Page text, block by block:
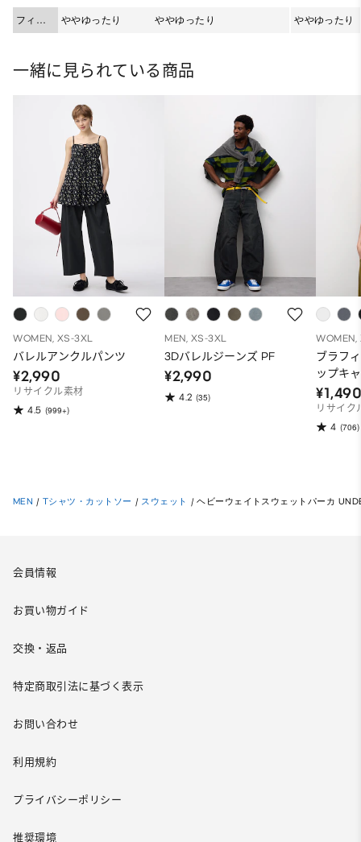
フィッ
ト
ややゆったり ややゆったり ややゆったり
一緒に見られている商品
WOMEN, XS-3XL
バレルアンクルパンツ
¥2,990
リサイクル素材
4.5 (999+)
MEN, XS-3XL
3Dバレルジーンズ PF
¥2,990
4.2 (35)
WOMEN,
ブラフ
ップキ
リサイク
4 (706)
MEN / Tシャツ・カットソー / スウェット / ヘビーウェイトスウェットパーカ
会員情報
お買い物ガイド
交換・返品
特定商取引法に基づく表示
お問い合わせ
利用規約
プライバシーポリシー
推奨環境